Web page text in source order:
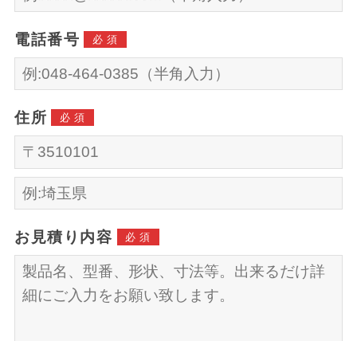
電話番号 必須
住所 必須
お見積り内容 必須